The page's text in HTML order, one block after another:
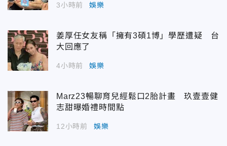
3小時前 娛樂
姜厚任女友稱「擁有3碩1博」學歷遭疑 台
大回應了
4小時前 娛樂
Marz23暢聊育兒經鬆口2胎計畫 玖壹壹健
志甜曝婚禮時間點
12小時前 娛樂